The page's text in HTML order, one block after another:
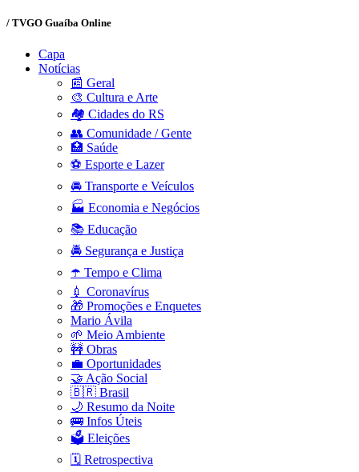
/ TVGO Guaíba Online
Capa
Notícias
📰 Geral
🎨 Cultura e Arte
🏘️ Cidades do RS
👥 Comunidade / Gente
🏥 Saúde
⚽ Esporte e Lazer
🚘 Transporte e Veículos
🏭 Economia e Negócios
📚 Educação
🚔 Segurança e Justiça
☂️ Tempo e Clima
💉 Coronavírus
🎁 Promoções e Enquetes
Mario Ávila
🌱 Meio Ambiente
🚧 Obras
💼 Oportunidades
🤝 Ação Social
🇧🇷 Brasil
🌙 Resumo da Noite
🚌 Infos Úteis
🗳️ Eleições
🗓️ Retrospectiva